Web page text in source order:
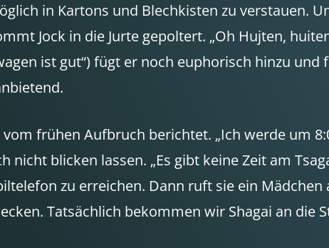
in Kartons und Blechkisten zu verstauen.
Jock in die Jurte gepoltert. „Oh Hujten,
ist gut“) fügt er noch euphorisch hinzu
frühen Aufbruch berichtet. „Ich werde um
nicht blicken lassen. „Es gibt keine Zeit am
zu erreichen. Dann ruft sie ein Mädchen
Tatsächlich bekommen wir Shagai an die